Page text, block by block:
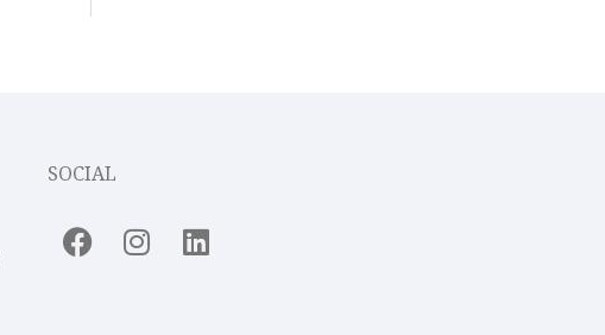
SOCIAL
Facebook
Instagram
Linkedin